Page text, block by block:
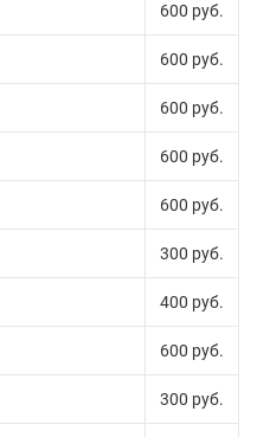
600 руб.
600 руб.
600 руб.
600 руб.
600 руб.
300 руб.
400 руб.
600 руб.
300 руб.